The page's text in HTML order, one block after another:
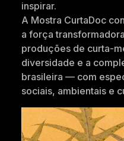
inspirar.
A Mostra CurtaDoc
a força
produções de curta-
diversidade e a
brasileira — com
sociais, ambientais e